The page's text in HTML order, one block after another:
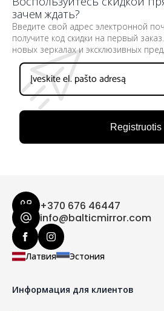
зачем ждать?
Введите свой адрес электронной
получите код скидки на первый
новых зеркалах и эксклюзивных
Registruotis
+370 676 46447
info@balticmirror.com
Латвия Эстония
Информация для клиентов